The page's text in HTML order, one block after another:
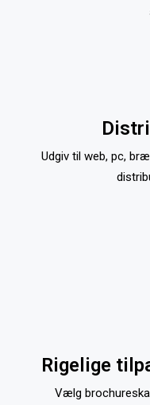
Udgiv til web, pc,
Rigelige
Vælg